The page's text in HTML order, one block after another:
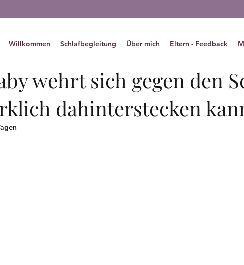
Willkommen Schlafbegleitung Über mich Eltern - Feedback
wehrt sich gegen den
dahinterstecken